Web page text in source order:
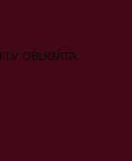
OBLIGĀTA.